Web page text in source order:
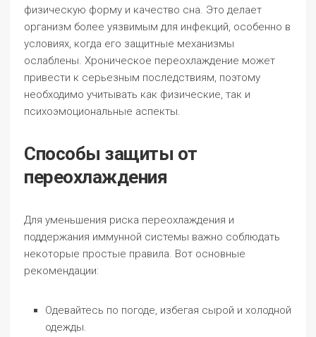
физическую форму и качество сна. Это делает
организм более уязвимым для инфекций, особенно в
условиях, когда его защитные механизмы
ослаблены. Хроническое переохлаждение может
привести к серьезным последствиям, поэтому
необходимо учитывать как физические, так и
психоэмоциональные аспекты.
Способы защиты от
переохлаждения
Для уменьшения риска переохлаждения и
поддержания иммунной системы важно соблюдать
некоторые простые правила. Вот основные
рекомендации:
Одевайтесь по погоде, избегая сырой и холодной
одежды.